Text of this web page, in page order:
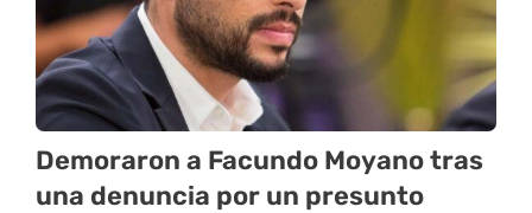
Demoraron a Facundo Moyano tras
una denuncia por un presunto